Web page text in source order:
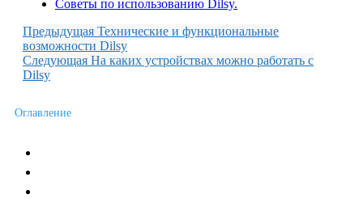
Советы по использованию Dilsy.
Предыдущая Технические и функциональные
возможности Dilsy
Следующая На каких устройствах можно работать с
Dilsy
Оглавление